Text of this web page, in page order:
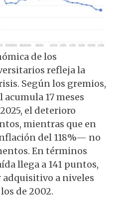
de los
refleja la
Según los gremios,
17 meses
el deterioro
mientras que en
del 118%— no
En términos
llega a 141 puntos,
a niveles
de 2002.